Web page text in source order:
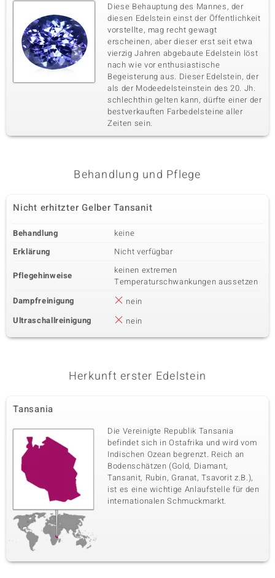
Diese Behauptung des Mannes, der
diesen Edelstein einst der Öffentlichkeit
vorstellte, mag recht gewagt
erscheinen, aber dieser erst seit etwa
vierzig Jahren abgebaute Edelstein löst
nach wie vor enthusiastische
Begeisterung aus. Dieser Edelstein, der
als der Modeedelsteinstein des 20. Jh.
schlechthin gelten kann, dürfte einer der
bestverkauften Farbedelsteine aller
Zeiten sein.
Behandlung und Pflege
Nicht erhitzter Gelber Tansanit
Behandlung
keine
Erklärung
Nicht verfügbar
Pflegehinweise
keinen extremen
Temperaturschwankungen aussetzen
Dampfreinigung
nein
Ultraschallreinigung
nein
Herkunft erster Edelstein
Tansania
Die Vereinigte Republik Tansania
befindet sich in Ostafrika und wird vom
Indischen Ozean begrenzt. Reich an
Bodenschätzen (Gold, Diamant,
Tansanit, Rubin, Granat, Tsavorit z.B.),
ist es eine wichtige Anlaufstelle für den
internationalen Schmuckmarkt.